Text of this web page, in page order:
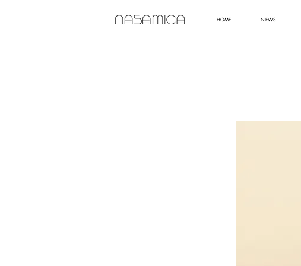
HOME NEWS